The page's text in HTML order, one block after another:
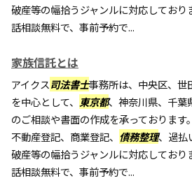
破産等の幅拾うジャンルに対応しており
話相談無料で、事前予約で...
家族信託とは
アイクス司法書士事務所は、中央区、世
を中心として、 東京都、神奈川県、千葉
のご相談や書面の作成を承っております
不動産登記、商業登記、 債務整理、過払
破産等の幅拾うジャンルに対応しており
話相談無料で、事前予約で...